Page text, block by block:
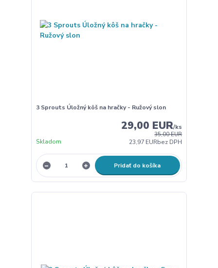
3 Sprouts Úložný kôš na hračky - Ružový slon
35,00 EUR
29,00 EUR/ks
23,97 EURbez DPH
Skladom
Pridať do košíka